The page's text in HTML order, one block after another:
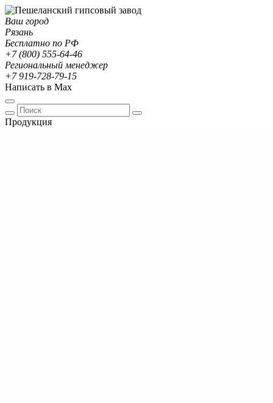
Ваш город
Рязань
Бесплатно по РФ
+7 (800) 555-64-46
Региональный менеджер
+7 919-728-79-15
Написать в Max
Продукция